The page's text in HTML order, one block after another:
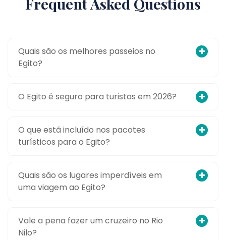
Quais são os melhores passeios no
Egito?
O Egito é seguro para turistas em 2026?
O que está incluído nos pacotes
turísticos para o Egito?
Quais são os lugares imperdíveis em
uma viagem ao Egito?
Vale a pena fazer um cruzeiro no Rio
Nilo?